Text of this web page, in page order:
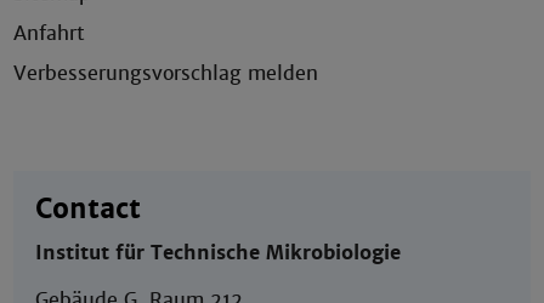
Anfahrt
Verbesserungsvorschlag melden
Contact
Institut für Technische Mikrobiologie